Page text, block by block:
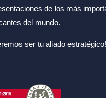
de los más
del mundo.
ser tu aliado estratégico!